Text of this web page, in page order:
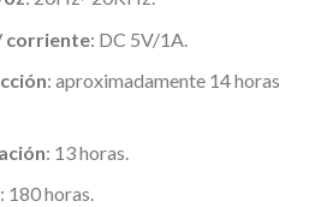
corriente: DC 5V/1A.
: aproximadamente 14 horas
: 13 horas.
: 180 horas.